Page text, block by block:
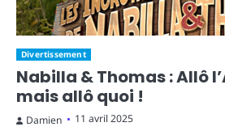
Divertissement
Nabilla & Thomas : Allô
mais allô quoi !
Damien 11 avril 2025